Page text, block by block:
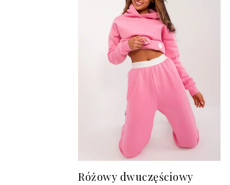
Różowy dwuczęściowy